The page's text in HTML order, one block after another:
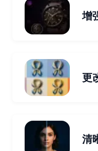
增
更
清